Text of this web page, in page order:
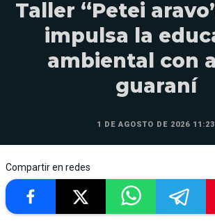
Taller “Petei
impulsa la
ambiental con
guaraní
1 DE AGOSTO DE 2026 11:23
Compartir en redes